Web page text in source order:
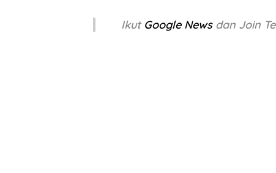
Ikut Google News dan Join